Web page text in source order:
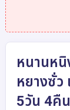
หนานหนิ
หยางซั่ว
5วัน 4คื